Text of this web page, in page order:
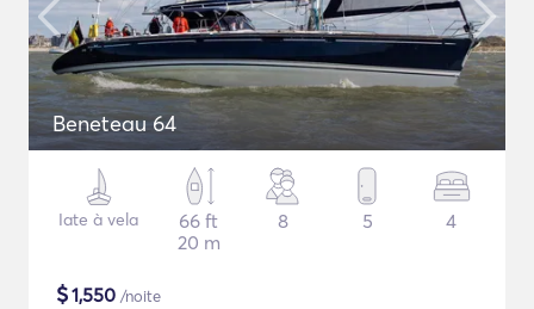
Beneteau 64
Iate à vela
66 ft
20 m
8 5 4
$1,550 /noite